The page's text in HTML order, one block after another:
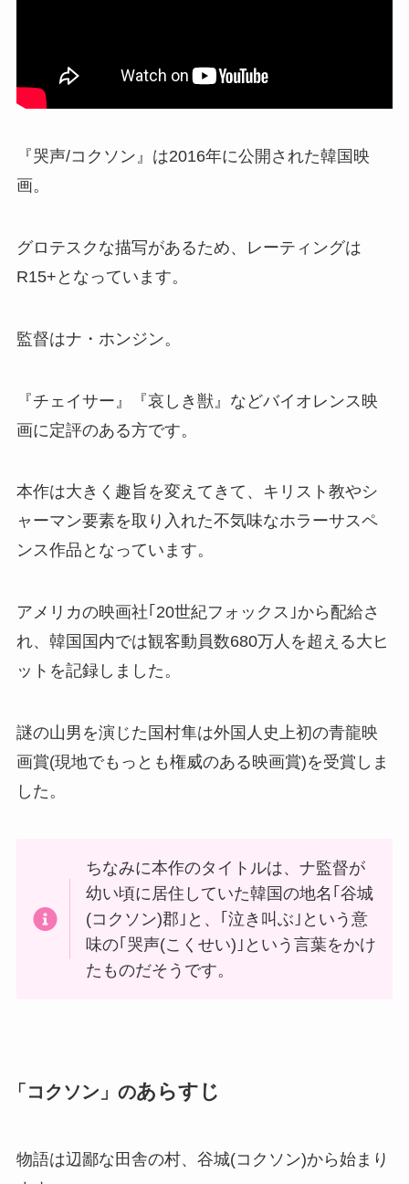
『哭声/コクソン』は2016年に公開された韓国映
画。
グロテスクな描写があるため、レーティングは
R15+となっています。
監督はナ・ホンジン。
『チェイサー』『哀しき獣』などバイオレンス映
画に定評のある方です。
本作は大きく趣旨を変えてきて、キリスト教やシ
ャーマン要素を取り入れた不気味なホラーサスペ
ンス作品となっています。
アメリカの映画社｢20世紀フォックス｣から配給さ
れ、 韓国国内では観客動員数680万人を超える大ヒ
ットを記録しました。
謎の山男を演じた国村隼は外国人史上初の青龍映
画賞(現地でもっとも権威のある映画賞)を受賞しま
した。
ちなみに本作のタイトルは、ナ監督が
幼い頃に居住していた韓国の地名｢谷城
(コクソン)郡｣と、｢泣き叫ぶ｣という意
味の｢哭声(こくせい)｣という言葉をかけ
たものだそうです。
「コクソン」のあらすじ
物語は辺鄙な田舎の村、谷城(コクソン)から始まり